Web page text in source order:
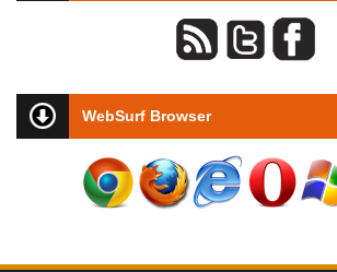
WebSurf Browser